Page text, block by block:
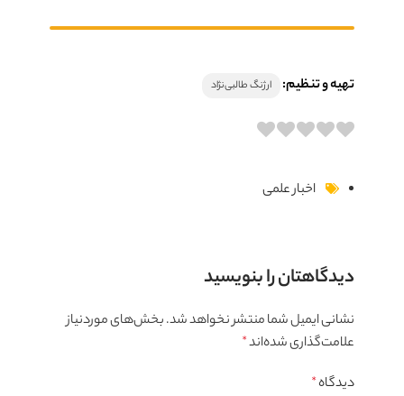
تهیه و تنظیم: ارژنگ طالبی‌نژاد
اخبار علمی
دیدگاهتان را بنویسید
نشانی ایمیل شما منتشر نخواهد شد.بخش‌های موردنیاز
علامت‌گذاری شده‌اند*
دیدگاه*